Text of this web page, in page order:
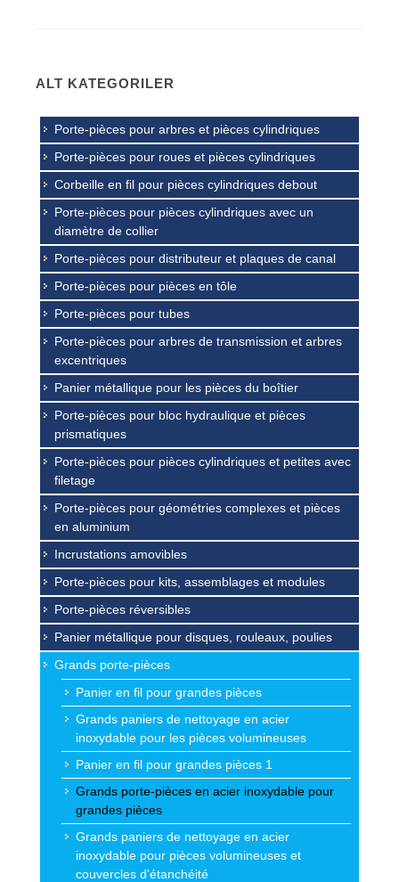
ALT KATEGORILER
Porte-pièces pour arbres et pièces cylindriques
Porte-pièces pour roues et pièces cylindriques
Corbeille en fil pour pièces cylindriques debout
Porte-pièces pour pièces cylindriques avec un
diamètre de collier
Porte-pièces pour distributeur et plaques de canal
Porte-pièces pour pièces en tôle
Porte-pièces pour tubes
Porte-pièces pour arbres de transmission et arbres
excentriques
Panier métallique pour les pièces du boîtier
Porte-pièces pour bloc hydraulique et pièces
prismatiques
Porte-pièces pour pièces cylindriques et petites avec
filetage
Porte-pièces pour géométries complexes et pièces
en aluminium
Incrustations amovibles
Porte-pièces pour kits, assemblages et modules
Porte-pièces réversibles
Panier métallique pour disques, rouleaux, poulies
Grands porte-pièces
Panier en fil pour grandes pièces
Grands paniers de nettoyage en acier
inoxydable pour les pièces volumineuses
Panier en fil pour grandes pièces 1
Grands porte-pièces en acier inoxydable pour
grandes pièces
Grands paniers de nettoyage en acier
inoxydable pour pièces volumineuses et
couvercles d'étanchéité